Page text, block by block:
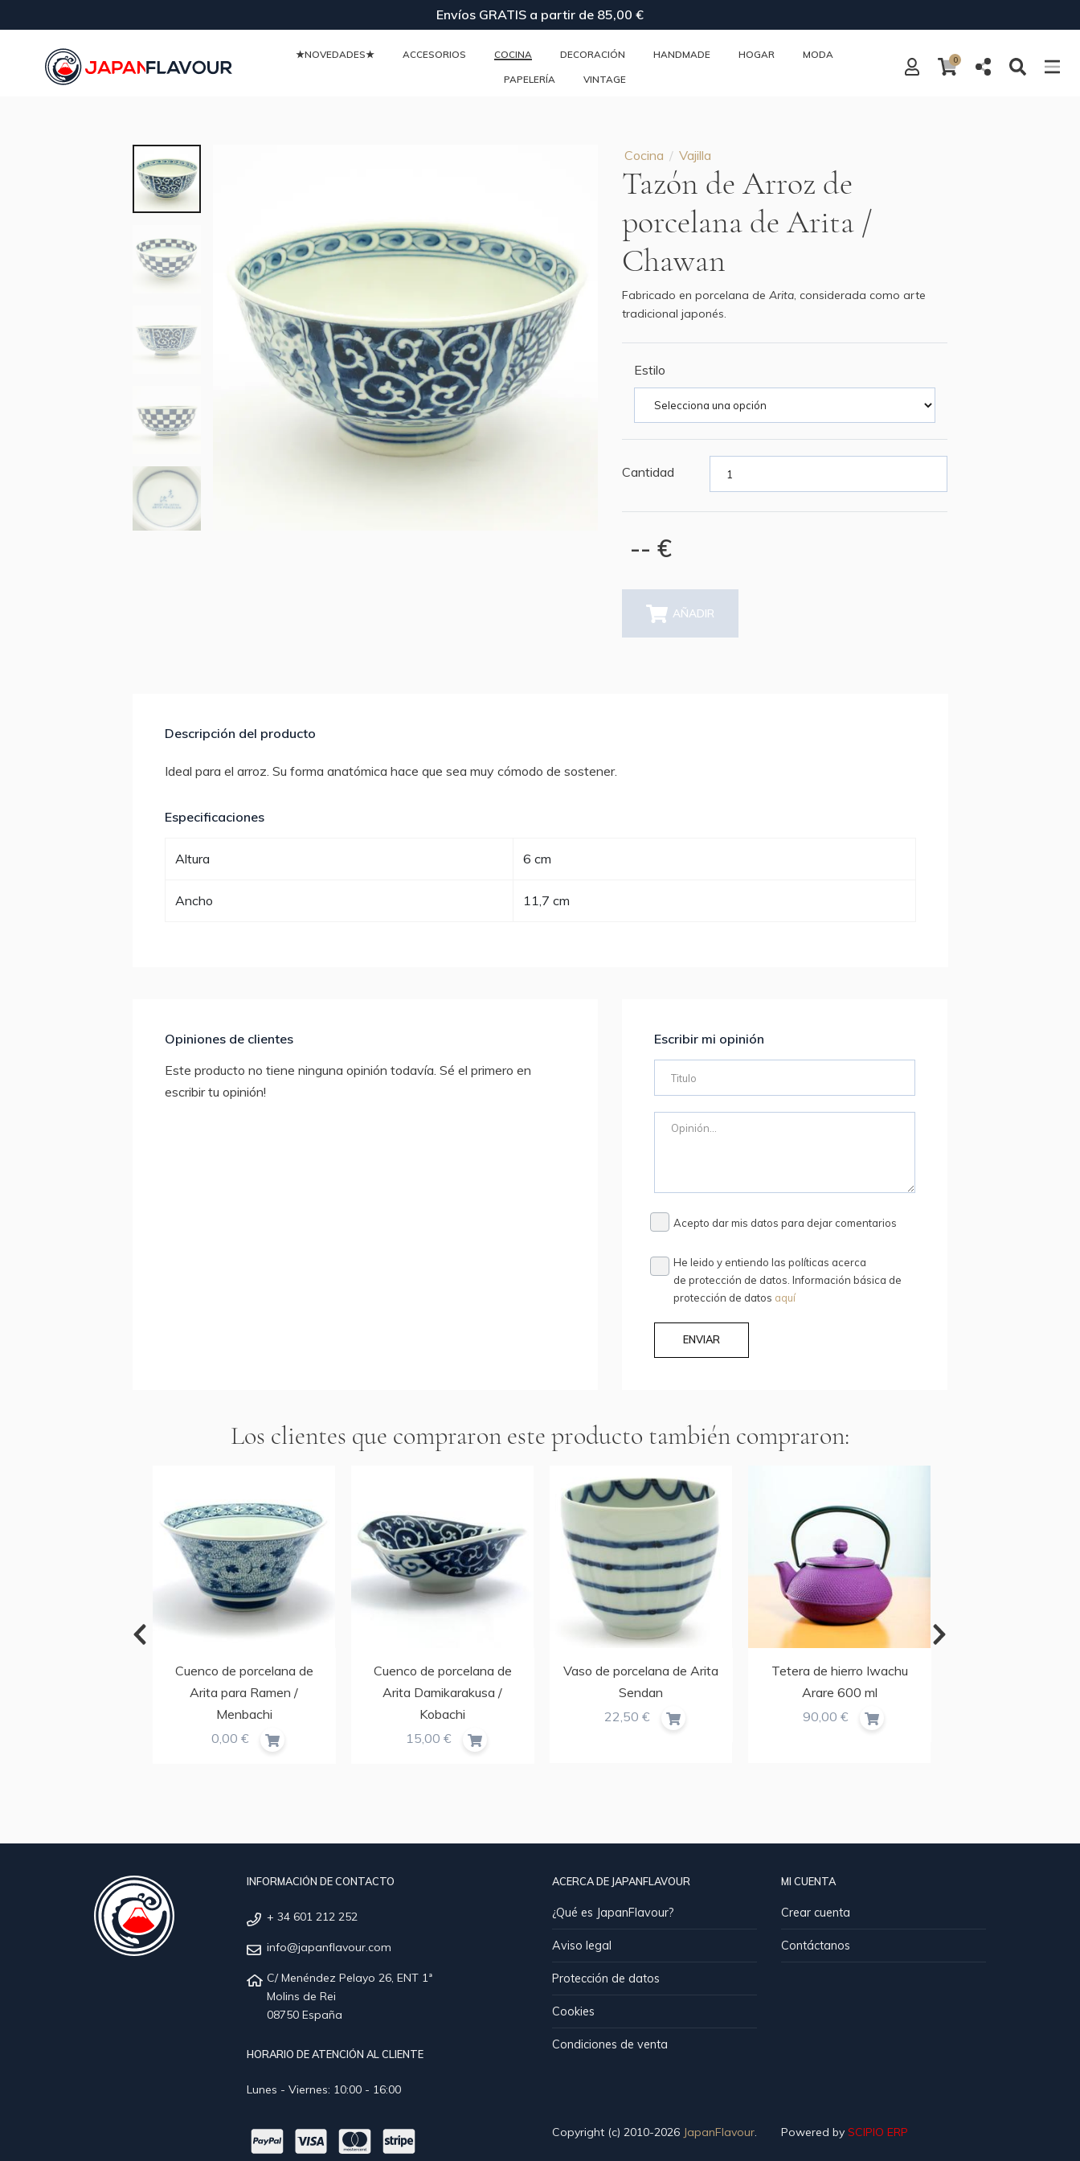
Envíos GRATIS a partir de 85,00 €
★NOVEDADES★ ACCESORIOS COCINA DECORACIÓN HANDMADE HOGAR MODA
PAPELERÍA VINTAGE
0
Cocina Vajilla
Tazón de Arroz de
porcelana de Arita /
Chawan
Fabricado en porcelana deArita, considerada como arte
tradicional japonés.
Estilo
Cantidad
-- €
AÑADIR
Descripción del producto
Ideal para el arroz. Su forma anatómica hace que sea muy cómodo de sostener.
Especificaciones
Altura 6 cm
Ancho 11,7 cm
Opiniones de clientes
Este producto no tiene ninguna opinión todavía. Sé el primero en
escribir tu opinión!
Escribir mi opinión
Acepto dar mis datos para dejar comentarios
He leido y entiendo las políticas acerca
de protección de datos. Información básica de
protección de datos aquí
ENVIAR
Los clientes que compraron este producto también compraron:
Cuenco de porcelana de
Arita para Ramen /
Menbachi
0,00 €
Cuenco de porcelana de
Arita Damikarakusa /
Kobachi
15,00 €
Vaso de porcelana de Arita
Sendan
22,50 €
Tetera de hierro Iwachu
Arare 600 ml
90,00 €
INFORMACIÓN DE CONTACTO
+ 34 601 212 252
info@japanflavour.com
C/ Menéndez Pelayo 26, ENT 1ª
Molins de Rei
08750 España
HORARIO DE ATENCIÓN AL CLIENTE
Lunes - Viernes: 10:00 - 16:00
ACERCA DE JAPANFLAVOUR
¿Qué es JapanFlavour?
Aviso legal
Protección de datos
Cookies
Condiciones de venta
MI CUENTA
Crear cuenta
Contáctanos
Copyright (c) 2010-2026 JapanFlavour. Powered by SCIPIO ERP